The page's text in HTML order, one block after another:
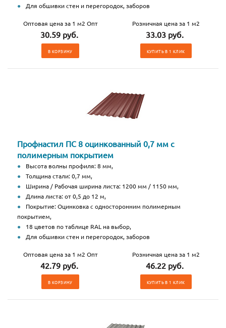
Для обшивки стен и перегородок, заборов
Оптовая цена за 1 м2 Опт
30.59 руб.
В КОРЗИНУ
Розничная цена за 1 м2
33.03 руб.
КУПИТЬ В 1 КЛИК
Профнастил ПС 8 оцинкованный 0,7 мм с
полимерным покрытием
Высота волны профиля: 8 мм,
Толщина стали: 0,7 мм,
Ширина / Рабочая ширина листа: 1200 мм / 1150 мм,
Длина листа: от 0,5 до 12 м,
Покрытие: Оцинковка с односторонним полимерным
покрытием,
18 цветов по таблице RAL на выбор,
Для обшивки стен и перегородок, заборов
Оптовая цена за 1 м2 Опт
42.79 руб.
В КОРЗИНУ
Розничная цена за 1 м2
46.22 руб.
КУПИТЬ В 1 КЛИК